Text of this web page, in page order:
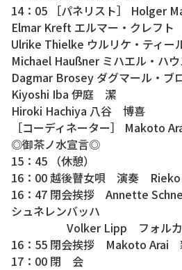
14：05 ［パネリスト］ Holger
Elmar Kreft エルマー・クレフト
Ulrike Thielke ウルリケ・ティー
Michael Haußner ミハエル・ハウ
Dagmar Brosey ダグマール・ブ
Kiyoshi Iba 伊庭 潔
Hiroki Hachiya 八谷 博喜
［コーディネーター］ Makoto
◎御茶ノ水宣言◎
15：45 （休憩）
16：00 越後瞽女唄 演奏
16：47 閉会挨拶 Annette
シュネレンバッハ
Volker Lipp フォルカー
16：55 閉会挨拶 Makoto
17：00 閉 会